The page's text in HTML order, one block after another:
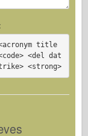
title
<del dat
<strong>